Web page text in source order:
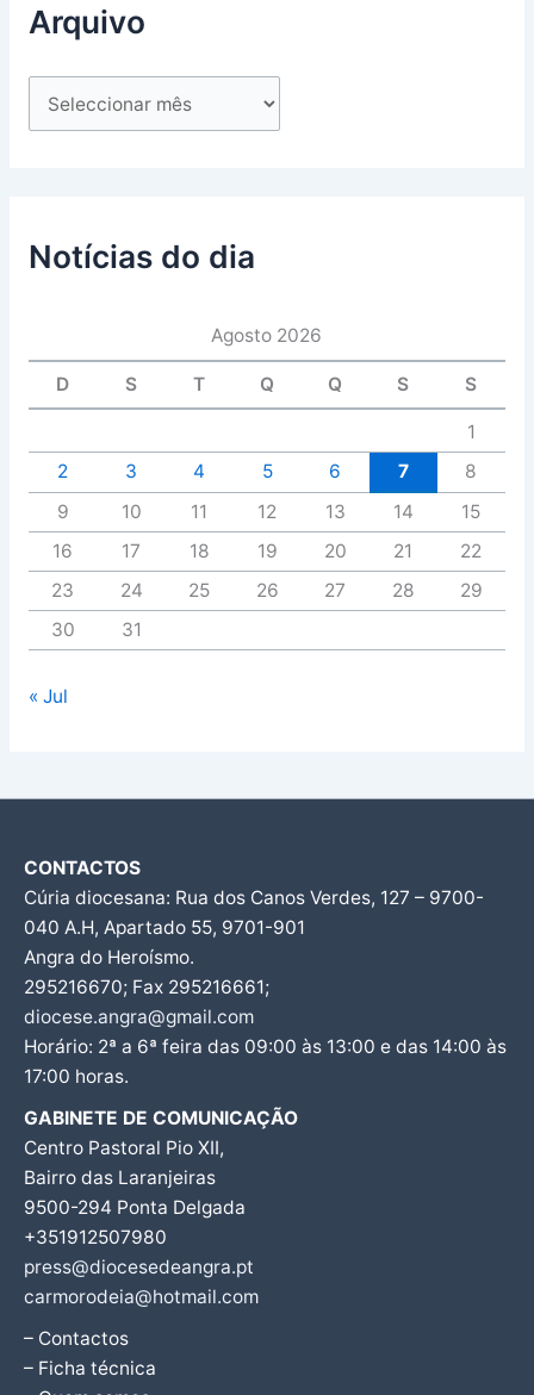
Arquivo
Notícias do dia
Agosto 2026
D S T Q Q S S
1
2
3 4 5 6 7
8
9
10 11 12 13 14
15
16
17 18 19 20 21
22
23
24 25 26 27 28
29
30
31
« Jul
CONTACTOS
Cúria diocesana: Rua dos Canos Verdes, 127 – 9700-
040 A.H, Apartado 55, 9701-901
Angra do Heroísmo.
295216670; Fax 295216661;
diocese.angra@gmail.com
Horário: 2ª a 6ª feira das 09:00 às 13:00 e das 14:00 às
17:00 horas.
GABINETE DE COMUNICAÇÃO
Centro Pastoral Pio XII,
Bairro das Laranjeiras
9500-294 Ponta Delgada
+351912507980
press@diocesedeangra.pt
carmorodeia@hotmail.com
– Contactos
– Ficha técnica